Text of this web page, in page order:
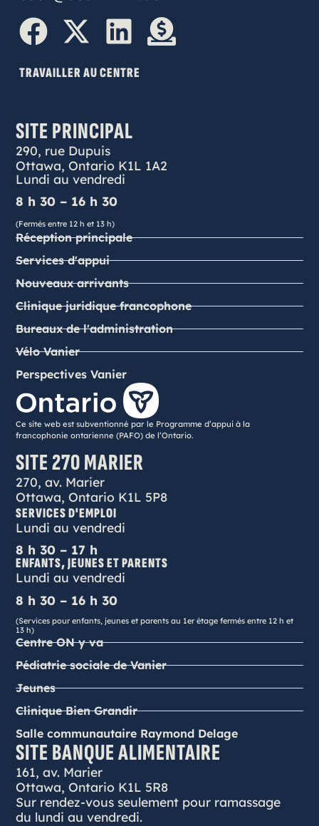
TRAVAILLER AU CENTRE
SITE PRINCIPAL
290, rue Dupuis
Ottawa, Ontario K1L 1A2
Lundi au vendredi
8 h 30 – 16 h 30
(Fermés entre 12 h et 13 h)
Réception principale
Services d'appui
Nouveaux arrivants
Clinique juridique francophone
Bureaux de l'administration
Vélo Vanier
Perspectives Vanier
Ce site web est subventionné par le Programme d’appui à la
francophonie ontarienne (PAFO) de l’Ontario.
SITE 270 MARIER
270, av. Marier
Ottawa, Ontario K1L 5P8
SERVICES D'EMPLOI
Lundi au vendredi
8 h 30 – 17 h
ENFANTS, JEUNES ET PARENTS
Lundi au vendredi
8 h 30 – 16 h 30
(Services pour enfants, jeunes et parents au 1er étage fermés entre 12 h et
13 h)
Centre ON y va
Pédiatrie sociale de Vanier
Jeunes
Clinique Bien Grandir
Salle communautaire Raymond Delage
SITE BANQUE ALIMENTAIRE
161, av. Marier
Ottawa, Ontario K1L 5R8
Sur rendez-vous seulement pour ramassage
du lundi au vendredi.